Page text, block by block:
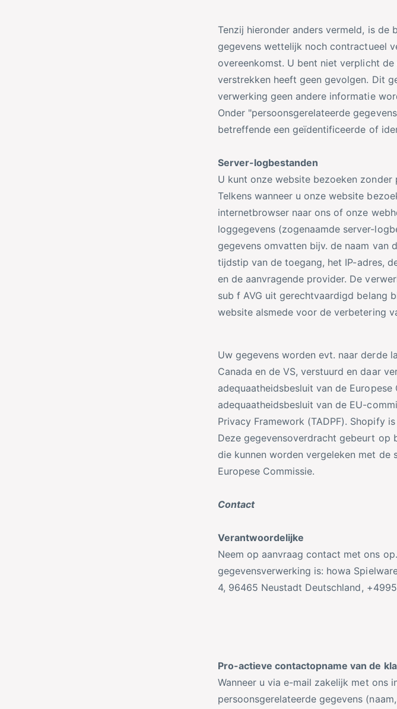
Tenzij hieronder anders vermeld, is de
gegevens wettelijk noch contractueel
overeenkomst. U bent niet verplicht
verstrekken heeft geen gevolgen. Dit
verwerking geen andere informatie
Onder "persoonsgerelateerde
betreffende een geïdentificeerde of
Server-logbestanden
U kunt onze website bezoeken
Telkens wanneer u onze website
internetbrowser naar ons of onze
loggegevens (zogenaamde server-
gegevens omvatten bijv. de naam van
tijdstip van de toegang, het IP-adres,
en de aanvragende provider. De
sub f AVG uit gerechtvaardigd belang
website alsmede voor de verbetering
Uw gegevens worden evt. naar derde
Canada en de VS, verstuurd en daar
adequaatheidsbesluit van de Europese
adequaatheidsbesluit van de EU-
Privacy Framework (TADPF). Shopify
Deze gegevensoverdracht gebeurt op
die kunnen worden vergeleken met
Europese Commissie.
Contact
Verantwoordelijke
Neem op aanvraag contact met ons
gegevensverwerking is: howa
4, 96465 Neustadt Deutschland,
Pro-actieve contactopname van de
Wanneer u via e-mail zakelijk met ons
persoonsgerelateerde gegevens